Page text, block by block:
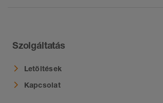
Szolgáltatás
Letöltések
Kapcsolat